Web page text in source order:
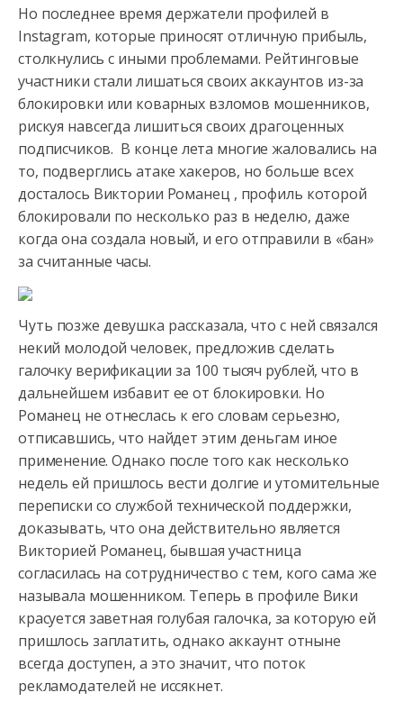
Но последнее время держатели профилей в
Instagram, которые приносят отличную прибыль,
столкнулись с иными проблемами. Рейтинговые
участники стали лишаться своих аккаунтов из-за
блокировки или коварных взломов мошенников,
рискуя навсегда лишиться своих драгоценных
подписчиков. В конце лета многие жаловались на
то, подверглись атаке хакеров, но больше всех
досталось Виктории Романец , профиль которой
блокировали по несколько раз в неделю, даже
когда она создала новый, и его отправили в «бан»
за считанные часы.
Чуть позже девушка рассказала, что с ней связался
некий молодой человек, предложив сделать
галочку верификации за 100 тысяч рублей, что в
дальнейшем избавит ее от блокировки. Но
Романец не отнеслась к его словам серьезно,
отписавшись, что найдет этим деньгам иное
применение. Однако после того как несколько
недель ей пришлось вести долгие и утомительные
переписки со службой технической поддержки,
доказывать, что она действительно является
Викторией Романец, бывшая участница
согласилась на сотрудничество с тем, кого сама же
называла мошенником. Теперь в профиле Вики
красуется заветная голубая галочка, за которую ей
пришлось заплатить, однако аккаунт отныне
всегда доступен, а это значит, что поток
рекламодателей не иссякнет.